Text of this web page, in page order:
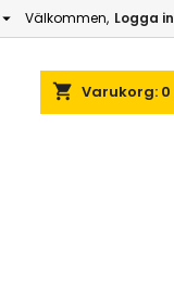
Välkommen, Logga in

shopping_cart Varukorg: 0